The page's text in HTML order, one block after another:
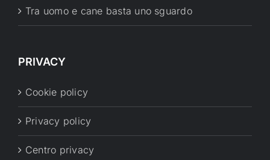
Tra uomo e cane basta uno sguardo
PRIVACY
Cookie policy
Privacy policy
Centro privacy